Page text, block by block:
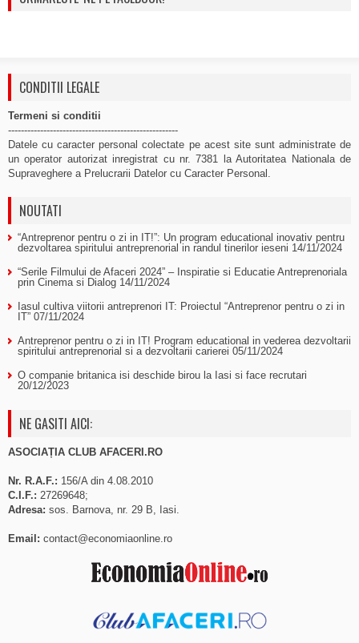
CONDITII LEGALE
Termeni si conditii
-----------------------------------------------------
Datele cu caracter personal colectate pe acest site sunt administrate de
un operator autorizat inregistrat cu nr. 7381 la Autoritatea Nationala de
Supraveghere a Prelucrarii Datelor cu Caracter Personal.
NOUTATI
“Antreprenor pentru o zi in IT!”: Un program educational inovativ pentru
dezvoltarea spiritului antreprenorial in randul tinerilor ieseni 14/11/2024
“Serile Filmului de Afaceri 2024” – Inspiratie si Educatie Antreprenoriala
prin Cinema si Dialog 14/11/2024
Iasul cultiva viitorii antreprenori IT: Proiectul “Antreprenor pentru o zi in
IT” 07/11/2024
Antreprenor pentru o zi in IT! Program educational in vederea dezvoltarii
spiritului antreprenorial si a dezvoltarii carierei 05/11/2024
O companie britanica isi deschide birou la Iasi si face recrutari
20/12/2023
NE GASITI AICI:
ASOCIAȚIA CLUB AFACERI.RO
Nr. R.A.F.: 156/A din 4.08.2010
C.I.F.: 27269648;
Adresa: sos. Barnova, nr. 29 B, Iasi.
Email: contact@economiaonline.ro